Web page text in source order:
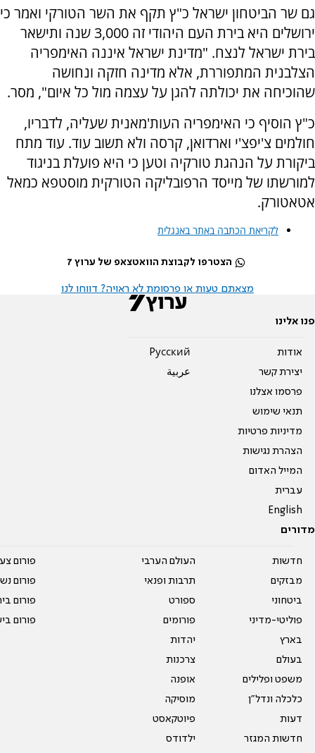
גם שר הביטחון ישראל כ"ץ תקף את השר הטורקי ואמר כי
ירושלים היא בירת העם היהודי זה 3,000 שנה ותישאר
בירת ישראל לנצח. "מדינת ישראל איננה האימפריה
הצלבנית המתפוררת, אלא מדינה חזקה ונחושה
שהוכיחה את יכולתה להגן על עצמה מול כל איום", מסר.
כ"ץ הוסיף כי האימפריה העות'מאנית שעליה, לדבריו,
חולמים צ'יפצ'י וארדואן, קרסה ולא תשוב עוד. עוד מתח
ביקורת על הנהגת טורקיה וטען כי היא פועלת בניגוד
למורשתו של מייסד הרפובליקה הטורקית מוסטפא כמאל
אטאטורק.
לקריאת הכתבה באתר באנגלית
הצטרפו לקבוצת הוואטצאפ של ערוץ 7
מצאתם טעות או פרסומת לא ראויה? דווחו לנו
פנו אלינו
אודות
יצירת קשר
פרסמו אצלנו
תנאי שימוש
מדיניות פרטיות
הצהרת נגישות
המייל האדום
עברית
English
Pусский
عربية
מדורים
חדשות
מבזקים
ביטחוני
פוליטי-מדיני
בארץ
בעולם
משפט ופלילים
כלכלה ונדל"ן
דעות
חדשות המגזר
העולם הערבי
תרבות ופנאי
ספורט
פורומים
יהדות
צרכנות
אופנה
מוסיקה
פיוטקאסט
ילדודס
פורום
פורום
פורום
פורום